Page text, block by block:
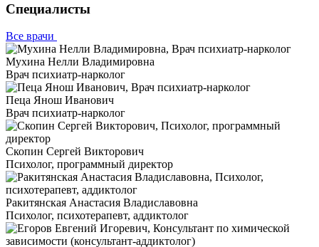
Специалисты
Все врачи
Мухина Нелли Владимировна
Врач психиатр-нарколог
Пеца Янош Иванович
Врач психиатр-нарколог
Скопин Сергей Викторович
Психолог, программный директор
Ракитянская Анастасия Владиславовна
Психолог, психотерапевт, аддиктолог